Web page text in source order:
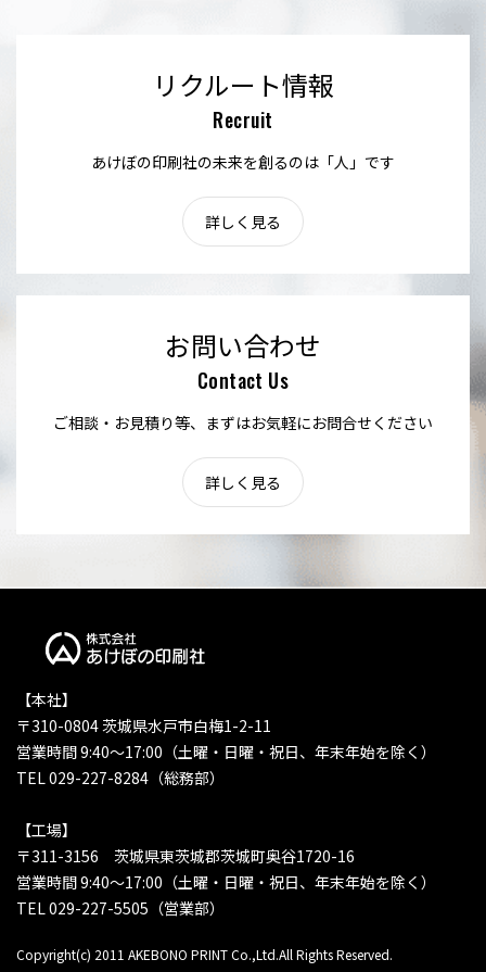
リクルート情報
Recruit
あけぼの印刷社の未来を創るのは「人」です
詳しく見る
お問い合わせ
Contact Us
ご相談・お見積り等、まずはお気軽にお問合せください
詳しく見る
【本社】
〒310-0804 茨城県水戸市白梅1-2-11
営業時間 9:40〜17:00（土曜・日曜・祝日、年末年始を除く）
TEL 029-227-8284（総務部）
【工場】
〒311-3156 茨城県東茨城郡茨城町奥谷1720-16
営業時間 9:40〜17:00（土曜・日曜・祝日、年末年始を除く）
TEL 029-227-5505（営業部）
Copyright(c) 2011 AKEBONO PRINT Co.,Ltd.All Rights Reserved.